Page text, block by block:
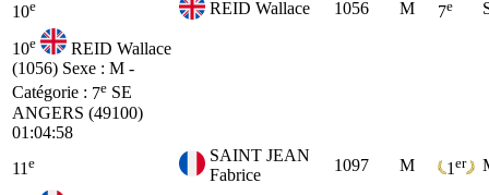
10e REID Wallace 1056 M 7e
10e
REID Wallace
(1056) Sexe : M -
Catégorie : 7e SE
ANGERS (49100)
01:04:58
11 e
SAINT JEAN
Fabrice
1097 M 1 er